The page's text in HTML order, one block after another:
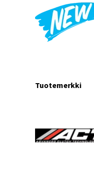
Tuotemerkki